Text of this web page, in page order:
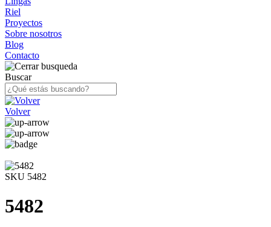
Riel
Proyectos
Sobre nosotros
Blog
Contacto
Buscar
Volver
SKU 5482
5482